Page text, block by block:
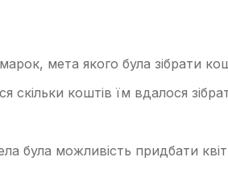
мета якого була зібрати
скільки коштів їм вдалося
була можливість придбати